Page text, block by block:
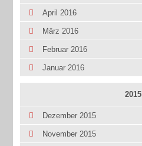
April 2016
März 2016
Februar 2016
Januar 2016
2015
Dezember 2015
November 2015